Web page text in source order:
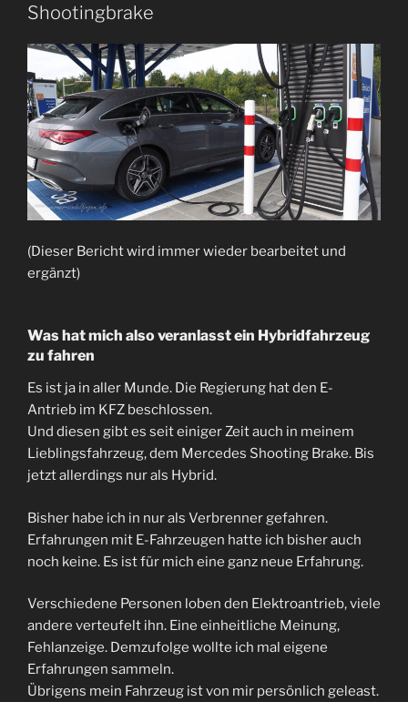
Shootingbrake
(Dieser Bericht wird immer wieder bearbeitet und
ergänzt)
Was hat mich also veranlasst ein Hybridfahrzeug
zu fahren
Es ist ja in aller Munde. Die Regierung hat den E-
Antrieb im KFZ beschlossen.
Und diesen gibt es seit einiger Zeit auch in meinem
Lieblingsfahrzeug, dem Mercedes Shooting Brake. Bis
jetzt allerdings nur als Hybrid.
Bisher habe ich in nur als Verbrenner gefahren.
Erfahrungen mit E-Fahrzeugen hatte ich bisher auch
noch keine. Es ist für mich eine ganz neue Erfahrung.
Verschiedene Personen loben den Elektroantrieb, viele
andere verteufelt ihn. Eine einheitliche Meinung,
Fehlanzeige. Demzufolge wollte ich mal eigene
Erfahrungen sammeln.
Übrigens mein Fahrzeug ist von mir persönlich geleast.